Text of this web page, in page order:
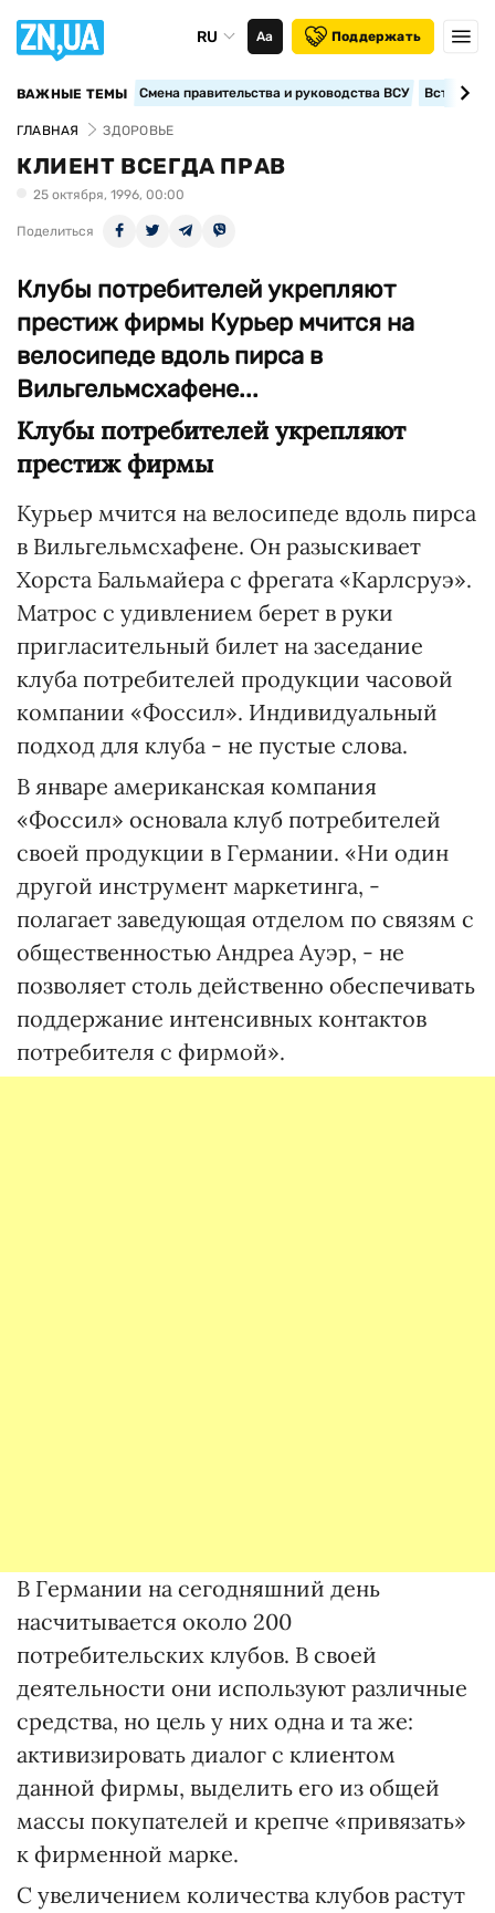
RU Аа Поддержать
ВАЖНЫЕ ТЕМЫ Смена правительства и руководства ВСУ
ГЛАВНАЯ ЗДОРОВЬЕ
КЛИЕНТ ВСЕГДА ПРАВ
25 октября, 1996, 00:00
Поделиться
Клубы потребителей укрепляют
престиж фирмы Курьер мчится на
велосипеде вдоль пирса в
Вильгельмсхафене...
Клубы потребителей укрепляют
престиж фирмы
Курьер мчится на велосипеде вдоль пирса
в Вильгельмсхафене. Он разыскивает
Хорста Бальмайера с фрегата «Карлсруэ».
Матрос с удивлением берет в руки
пригласительный билет на заседание
клуба потребителей продукции часовой
компании «Фоссил». Индивидуальный
подход для клуба - не пустые слова.
В январе американская компания
«Фоссил» основала клуб потребителей
своей продукции в Германии. «Ни один
другой инструмент маркетинга, -
полагает заведующая отделом по связям с
общественностью Андреа Ауэр, - не
позволяет столь действенно обеспечивать
поддержание интенсивных контактов
потребителя с фирмой».
В Германии на сегодняшний день
насчитывается около 200
потребительских клубов. В своей
деятельности они используют различные
средства, но цель у них одна и та же:
активизировать диалог с клиентом
данной фирмы, выделить его из общей
массы покупателей и крепче «привязать»
к фирменной марке.
С увеличением количества клубов растут